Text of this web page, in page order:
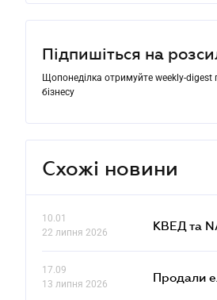
Підпишіться на
Щопонеділка отримуйте weekly-digest
бізнесу
Схожі новини
10.01
22 липня 2026
КВЕД та
17.09
13 липня 2026
Продали